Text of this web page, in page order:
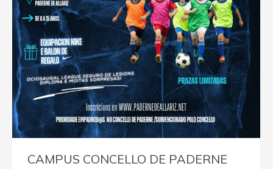
CAMPUS CONCELLO DE PADERNE